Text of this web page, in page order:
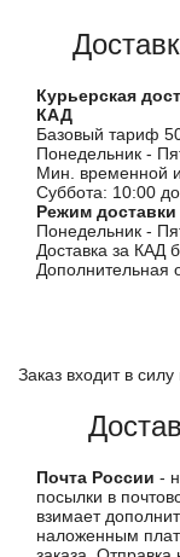
Курьерская
КАД
Базовый тариф
Понедельник -
Мин. временной
Суббота: 10:00
Режим
Понедельник -
Доставка за КАД
Дополнительная
Заказ входит в
Почта России -
посылки в
взимает
наложенным